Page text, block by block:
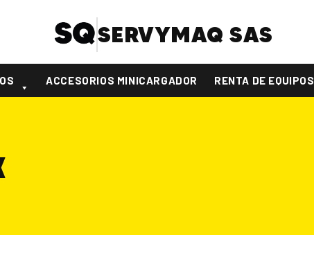
SERVYMAQ SAS
ACCESORIOS MINICARGADOR RENTA DE EQUIPOS